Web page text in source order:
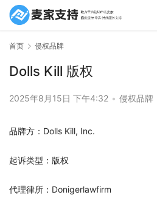
首页 侵权品牌
Dolls Kill 版权
2025年8月15日 下午4:32 • 侵权品牌
品牌方：Dolls Kill, Inc.
起诉类型：版权
代理律所：Donigerlawfirm